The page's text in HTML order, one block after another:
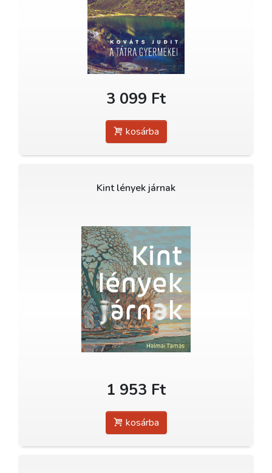
3 099 Ft
kosárba
Kint lények járnak
1 953 Ft
kosárba